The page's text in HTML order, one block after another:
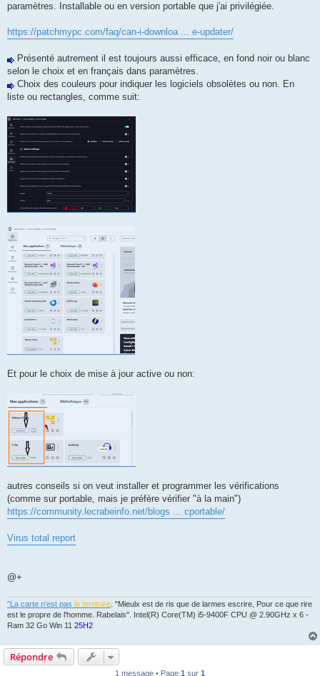
paramètres. Installable ou en version portable que j'ai privilégiée.
https://patchmypc.com/faq/can-i-downloa ... e-updater/
Présenté autrement il est toujours aussi efficace, en fond noir ou blanc
selon le choix et en français dans paramètres.
Choix des couleurs pour indiquer les logiciels obsolètes ou non. En
liste ou rectangles, comme suit:
Et pour le choix de mise à jour active ou non:
autres conseils si on veut installer et programmer les vérifications
(comme sur portable, mais je préfère vérifier "à la main")
https://community.lecrabeinfo.net/blogs ... cportable/
Virus total report
@+
"La carte n'est pas le territoire . "Mieulx est de ris que de larmes escrire, Pour ce que rire
est le propre de l'homme. Rabelais". Intel(R) Core(TM) i5-9400F CPU @ 2.90GHz x 6 -
Ram 32 Go Win 11 25H2
Répondre
1 message • Page 1 sur 1